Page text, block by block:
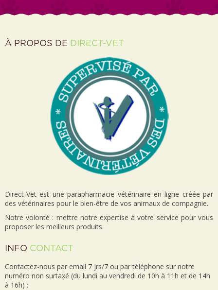
À PROPOS DE DIRECT-VET
Direct-Vet est une parapharmacie vétérinaire en ligne créée par
des vétérinaires pour le bien-être de vos animaux de compagnie.
Notre volonté : mettre notre expertise à votre service pour vous
proposer les meilleurs produits.
INFO CONTACT
Contactez-nous par email 7 jrs/7 ou par téléphone sur notre
numéro non surtaxé (du lundi au vendredi de 10h à 11h et de 14h
à 16h) :